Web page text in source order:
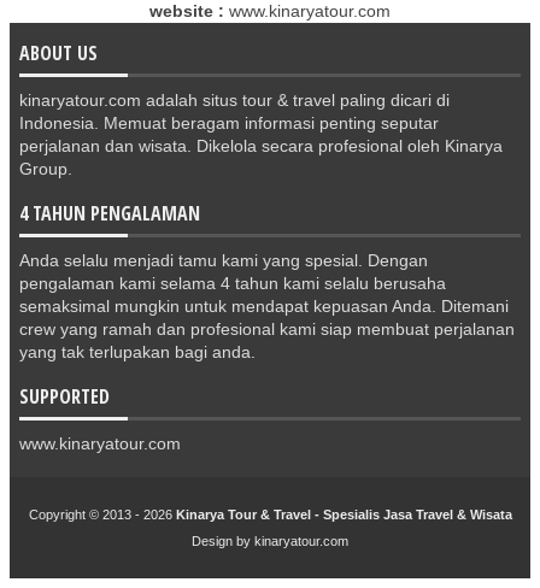
website : www.kinaryatour.com
ABOUT US
kinaryatour.com adalah situs tour & travel paling dicari di
Indonesia. Memuat beragam informasi penting seputar
perjalanan dan wisata. Dikelola secara profesional oleh Kinarya
Group.
4 TAHUN PENGALAMAN
Anda selalu menjadi tamu kami yang spesial. Dengan
pengalaman kami selama 4 tahun kami selalu berusaha
semaksimal mungkin untuk mendapat kepuasan Anda. Ditemani
crew yang ramah dan profesional kami siap membuat perjalanan
yang tak terlupakan bagi anda.
SUPPORTED
www.kinaryatour.com
Copyright © 2013 - 2026 Kinarya Tour & Travel - Spesialis Jasa Travel & Wisata
Design by kinaryatour.com